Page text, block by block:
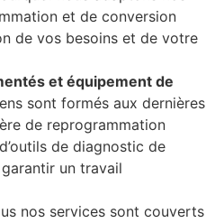
et de conversion
de vos besoins et de votre
et équipement de
sont formés aux dernières
de reprogrammation
de diagnostic de
un travail
nos services sont couverts